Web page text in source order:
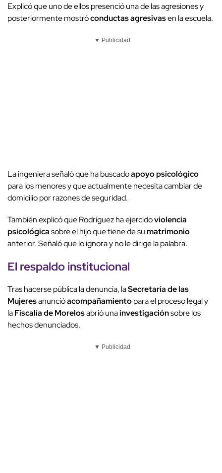
Explicó que uno de ellos presenció una de las agresiones y
posteriormente mostróconductas agresivasen la escuela.
▼ Publicidad
La ingeniera señaló que ha buscadoapoyo psicológico
para los menores y que actualmente necesita cambiar de
domicilio por razones de seguridad.
También explicó que Rodríguez ha ejercidoviolencia
psicológicasobre el hijo que tiene de sumatrimonio
anterior. Señaló que lo ignora y no le dirige la palabra.
El respaldo institucional
Tras hacerse pública la denuncia, laSecretaría de las
Mujeresanuncióacompañamientopara el proceso legal y
laFiscalía de Morelosabrió unainvestigaciónsobre los
hechos denunciados.
▼ Publicidad